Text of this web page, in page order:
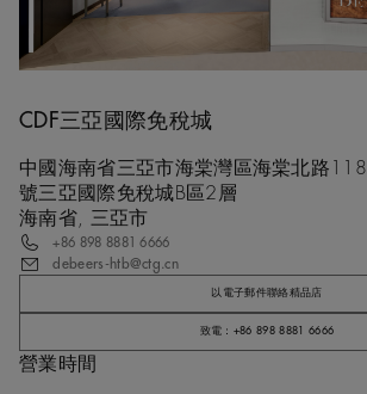
CDF三亞國際免稅城
中國海南省三亞市海棠灣區海棠北路118
號三亞國際免稅城B區2層
海南省, 三亞市
+86 898 8881 6666
debeers-htb@ctg.cn
以電子郵件聯絡精品店
致電：+86 898 8881 6666
營業時間